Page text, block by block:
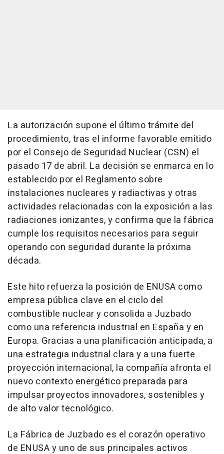
La autorización supone el último trámite del
procedimiento, tras el informe favorable emitido
por el Consejo de Seguridad Nuclear (CSN) el
pasado 17 de abril. La decisión se enmarca en lo
establecido por el Reglamento sobre
instalaciones nucleares y radiactivas y otras
actividades relacionadas con la exposición a las
radiaciones ionizantes, y confirma que la fábrica
cumple los requisitos necesarios para seguir
operando con seguridad durante la próxima
década.
Este hito refuerza la posición de ENUSA como
empresa pública clave en el ciclo del
combustible nuclear y consolida a Juzbado
como una referencia industrial en España y en
Europa. Gracias a una planificación anticipada, a
una estrategia industrial clara y a una fuerte
proyección internacional, la compañía afronta el
nuevo contexto energético preparada para
impulsar proyectos innovadores, sostenibles y
de alto valor tecnológico.
La Fábrica de Juzbado es el corazón operativo
de ENUSA y uno de sus principales activos